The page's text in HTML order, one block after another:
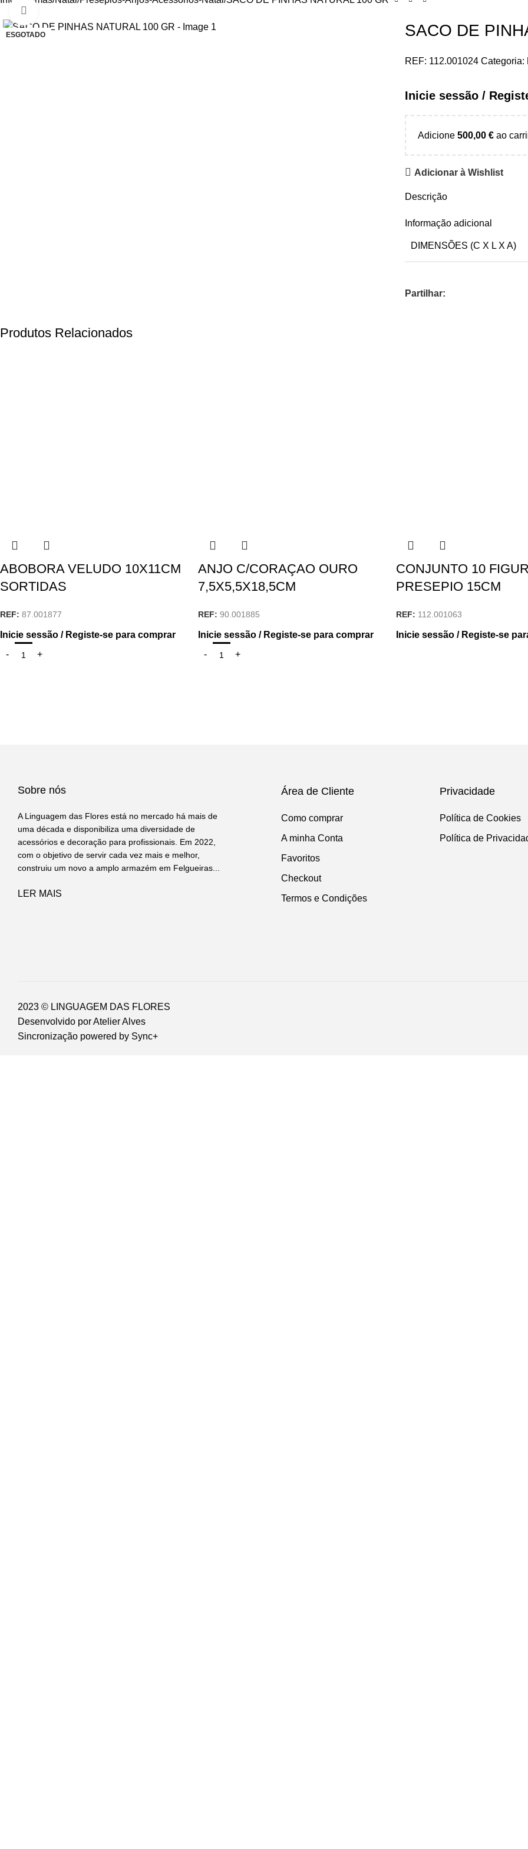
ESGOTADO SACO DE
REF: 112.001024 Categoria:
Inicie sessão /
Adicione 500,00 € ao
Adicionar à Wishlist
Descrição
Informação adicional
DIMENSÕES (C X L X A)
Partilhar:
Produtos Relacionados
ABOBORA VELUDO 10X11CM
SORTIDAS
REF: 87.001877
Inicie sessão / Registe-se para comprar
ANJO C/CORAÇAO OURO
7,5X5,5X18,5CM
REF: 90.001885
Inicie sessão / Registe-se para comprar
CONJUNTO 10
PRESEPIO 15CM
REF: 112.001063
Inicie sessão / Registe-se
Sobre nós
A Linguagem das Flores está no mercado há mais de
uma década e disponibiliza uma diversidade de
acessórios e decoração para profissionais. Em 2022,
com o objetivo de servir cada vez mais e melhor,
construiu um novo a amplo armazém em Felgueiras...
LER MAIS
Área de Cliente
Como comprar
A minha Conta
Favoritos
Checkout
Termos e Condições
Privacidade
Política de Cookies
Política de
2023 © LINGUAGEM DAS FLORES
Desenvolvido porAtelier Alves
Sincronização powered by Sync+